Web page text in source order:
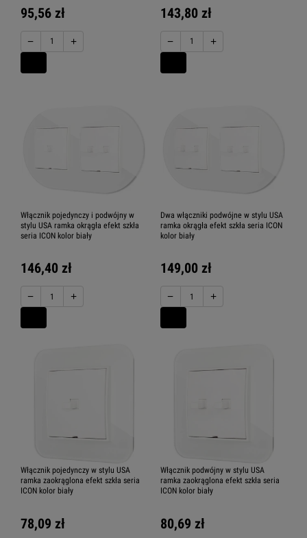
Karlik ICON ramki okrągłe
95,56 zł
− +
143,80 zł
− +
Włącznik pojedynczy i podwójny w
stylu USA ramka okrągła efekt szkła
seria ICON kolor biały
146,40 zł
− +
Dwa włączniki podwójne w stylu USA
ramka okrągła efekt szkła seria ICON
kolor biały
149,00 zł
− +
Włącznik pojedynczy w stylu USA
ramka zaokrąglona efekt szkła seria
ICON kolor biały
78,09 zł
Włącznik podwójny w stylu USA
ramka zaokrąglona efekt szkła seria
ICON kolor biały
80,69 zł